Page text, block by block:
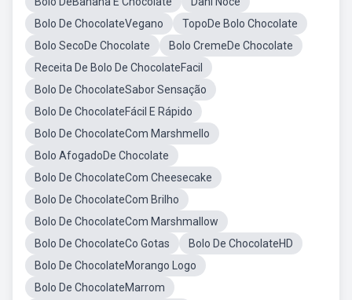
Bolo De ChocolateVegano
TopoDe Bolo Chocolate
Bolo SecoDe Chocolate
Bolo CremeDe Chocolate
Receita De Bolo De ChocolateFacil
Bolo De ChocolateSabor Sensação
Bolo De ChocolateFácil E Rápido
Bolo De ChocolateCom Marshmello
Bolo AfogadoDe Chocolate
Bolo De ChocolateCom Cheesecake
Bolo De ChocolateCom Brilho
Bolo De ChocolateCom Marshmallow
Bolo De ChocolateCo Gotas
Bolo De ChocolateHD
Bolo De ChocolateMorango Logo
Bolo De ChocolateMarrom